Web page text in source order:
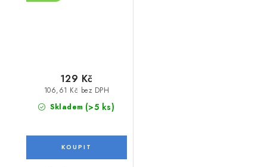
Skladem (>5 ks)
106,61 Kč bez DPH
129 Kč